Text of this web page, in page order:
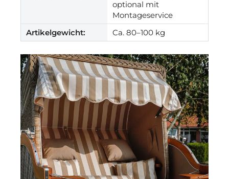
optional mit
Montageservice
Artikelgewicht:
Ca. 80–100 kg